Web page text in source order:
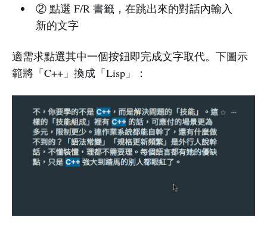
② 點選 F/R 書籤，在跳出來的對話內輸入
新的文字
適需求點選其中一個按鈕即完成文字取代。下圖示
範將「C++」換成「Lisp」：